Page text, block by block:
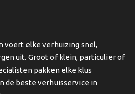
voert elke verhuizing snel,
uit. Groot of klein, particulier of
pakken elke klus
de beste verhuisservice in